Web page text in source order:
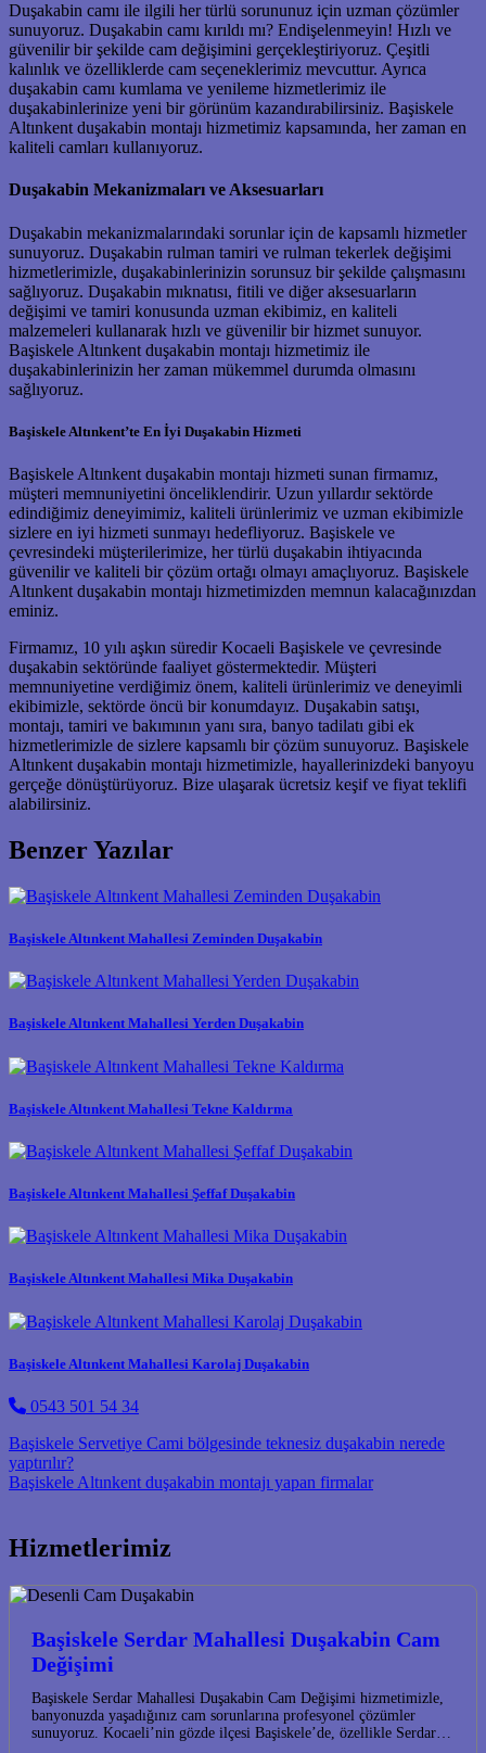
Duşakabin camı ile ilgili her türlü sorununuz için uzman çözümler
sunuyoruz. Duşakabin camı kırıldı mı? Endişelenmeyin! Hızlı ve
güvenilir bir şekilde cam değişimini gerçekleştiriyoruz. Çeşitli
kalınlık ve özelliklerde cam seçeneklerimiz mevcuttur. Ayrıca
duşakabin camı kumlama ve yenileme hizmetlerimiz ile
duşakabinlerinize yeni bir görünüm kazandırabilirsiniz. Başiskele
Altınkent duşakabin montajı hizmetimiz kapsamında, her zaman en
kaliteli camları kullanıyoruz.
Duşakabin Mekanizmaları ve Aksesuarları
Duşakabin mekanizmalarındaki sorunlar için de kapsamlı hizmetler
sunuyoruz. Duşakabin rulman tamiri ve rulman tekerlek değişimi
hizmetlerimizle, duşakabinlerinizin sorunsuz bir şekilde çalışmasını
sağlıyoruz. Duşakabin mıknatısı, fitili ve diğer aksesuarların
değişimi ve tamiri konusunda uzman ekibimiz, en kaliteli
malzemeleri kullanarak hızlı ve güvenilir bir hizmet sunuyor.
Başiskele Altınkent duşakabin montajı hizmetimiz ile
duşakabinlerinizin her zaman mükemmel durumda olmasını
sağlıyoruz.
Başiskele Altınkent’te En İyi Duşakabin Hizmeti
Başiskele Altınkent duşakabin montajı hizmeti sunan firmamız,
müşteri memnuniyetini önceliklendirir. Uzun yıllardır sektörde
edindiğimiz deneyimimiz, kaliteli ürünlerimiz ve uzman ekibimizle
sizlere en iyi hizmeti sunmayı hedefliyoruz. Başiskele ve
çevresindeki müşterilerimize, her türlü duşakabin ihtiyacında
güvenilir ve kaliteli bir çözüm ortağı olmayı amaçlıyoruz. Başiskele
Altınkent duşakabin montajı hizmetimizden memnun kalacağınızdan
eminiz.
Firmamız, 10 yılı aşkın süredir Kocaeli Başiskele ve çevresinde
duşakabin sektöründe faaliyet göstermektedir. Müşteri
memnuniyetine verdiğimiz önem, kaliteli ürünlerimiz ve deneyimli
ekibimizle, sektörde öncü bir konumdayız. Duşakabin satışı,
montajı, tamiri ve bakımının yanı sıra, banyo tadilatı gibi ek
hizmetlerimizle de sizlere kapsamlı bir çözüm sunuyoruz. Başiskele
Altınkent duşakabin montajı hizmetimizle, hayallerinizdeki banyoyu
gerçeğe dönüştürüyoruz. Bize ulaşarak ücretsiz keşif ve fiyat teklifi
alabilirsiniz.
Benzer Yazılar
Başiskele Altınkent Mahallesi Zeminden Duşakabin
Başiskele Altınkent Mahallesi Yerden Duşakabin
Başiskele Altınkent Mahallesi Tekne Kaldırma
Başiskele Altınkent Mahallesi Şeffaf Duşakabin
Başiskele Altınkent Mahallesi Mika Duşakabin
Başiskele Altınkent Mahallesi Karolaj Duşakabin
0543 501 54 34
Post navigation
Başiskele Servetiye Cami bölgesinde teknesiz duşakabin nerede
yaptırılır?
Başiskele Altınkent duşakabin montajı yapan firmalar
Hizmetlerimiz
Başiskele Serdar Mahallesi Duşakabin Cam
Değişimi
Başiskele Serdar Mahallesi Duşakabin Cam Değişimi hizmetimizle,
banyonuzda yaşadığınız cam sorunlarına profesyonel çözümler
sunuyoruz. Kocaeli’nin gözde ilçesi Başiskele’de, özellikle Serdar…